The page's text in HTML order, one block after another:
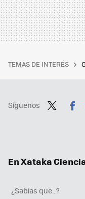
TEMAS DE INTERÉS
Síguenos
En Xataka
¿Sabías que...?